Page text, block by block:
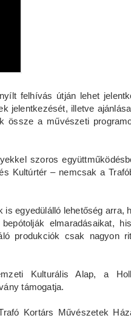
felhívás útján lehet
jelentkezését, illetve
össze a művészeti
szoros
Kultúrtér – nemcsak a
egyedülálló lehetőség arra,
elmaradásaikat,
produkciók csak nagyon
Kulturális Alap, a
támogatja.
Kortárs Művészetek